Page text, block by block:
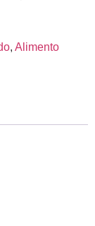
, Alimento